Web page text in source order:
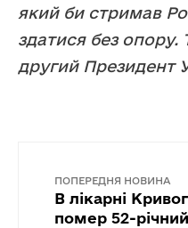
який би стримав
здатися без
другий Президент
ПОПЕРЕДНЯ НОВИНА
В лікарні
помер 52-